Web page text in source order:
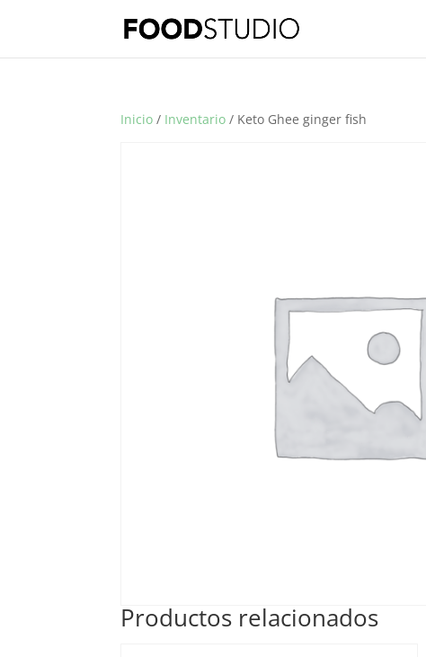
Inicio / Inventario / Keto Ghee ginger fish
Productos relacionados